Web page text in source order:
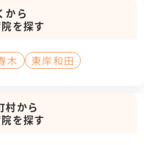
から
を探す
木 東岸和田
村から
を探す